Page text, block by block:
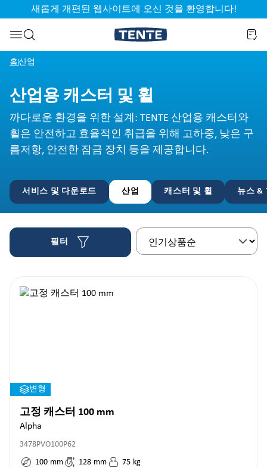
검색으로 건너뛰기
새롭게 개편된 웹사이트에 오신 것을 환영합니다!
홈산업
산업용 캐스터 및 휠
까다로운 환경을 위한 설계: TENTE 산업용 캐스터와
휠은 안전하고 효율적인 취급을 위해 고하중, 낮은 구
름저항, 안전한 잠금 장치 등을 제공합니다.
서비스 및 다운로드 산업 캐스터 및 휠 뉴스 &
필터
변형
고정 캐스터 100 mm
Alpha
3478PVO100P62
100 mm 128 mm 75 kg